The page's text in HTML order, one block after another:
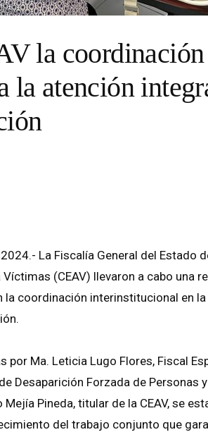
la coordinación
la atención
La Fiscalía General del Estado
(CEAV) llevaron a cabo una
coordinación interinstitucional en
por Ma. Leticia Lugo Flores, Fiscal
Desaparición Forzada de Personas
Pineda, titular de la CEAV, se
del trabajo conjunto que